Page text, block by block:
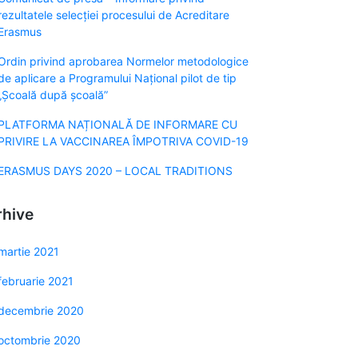
selecției procesului de Acreditare
privind aprobarea Normelor metodologice
aplicare a Programului Naţional pilot de tip
după şcoală”
NAȚIONALĂ DE INFORMARE CU
LA VACCINAREA ÎMPOTRIVA COVID-19
DAYS 2020 – LOCAL TRADITIONS
2021
2021
2020
2020